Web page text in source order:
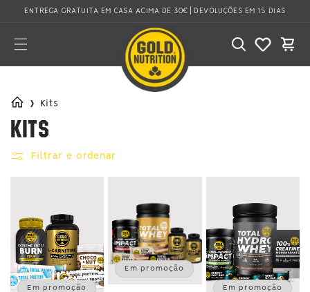
para o
ENTREGA GRATUITA EM CASA ACIMA DE 30€ | DEVOLUÇÕES EM 15 DIAS
Carrinho
› Kits
C
o
l
ç
ã
o
Kits
Filtrar e ordenar
Em promoção
Em promoção
Em promoção